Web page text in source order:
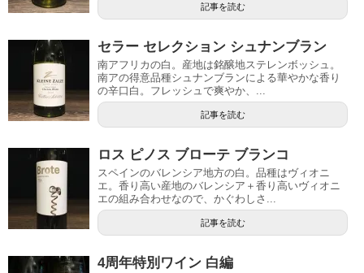
記事を読む
セラー セレクション シュナンブラン
南アフリカの白。産地は銘醸地ステレンボッシュ。
南アの得意品種シュナンブランによる華やかな香り
の辛口白。フレッシュで爽やか、...
記事を読む
ロス ピノス ブローテ ブランコ
スペインのバレンシア地方の白。品種はヴィオニ
エ。香り高い産地のバレンシア＋香り高いヴィオニ
エの組み合わせなので、かぐわしさ...
記事を読む
4周年特別ワイン 白編